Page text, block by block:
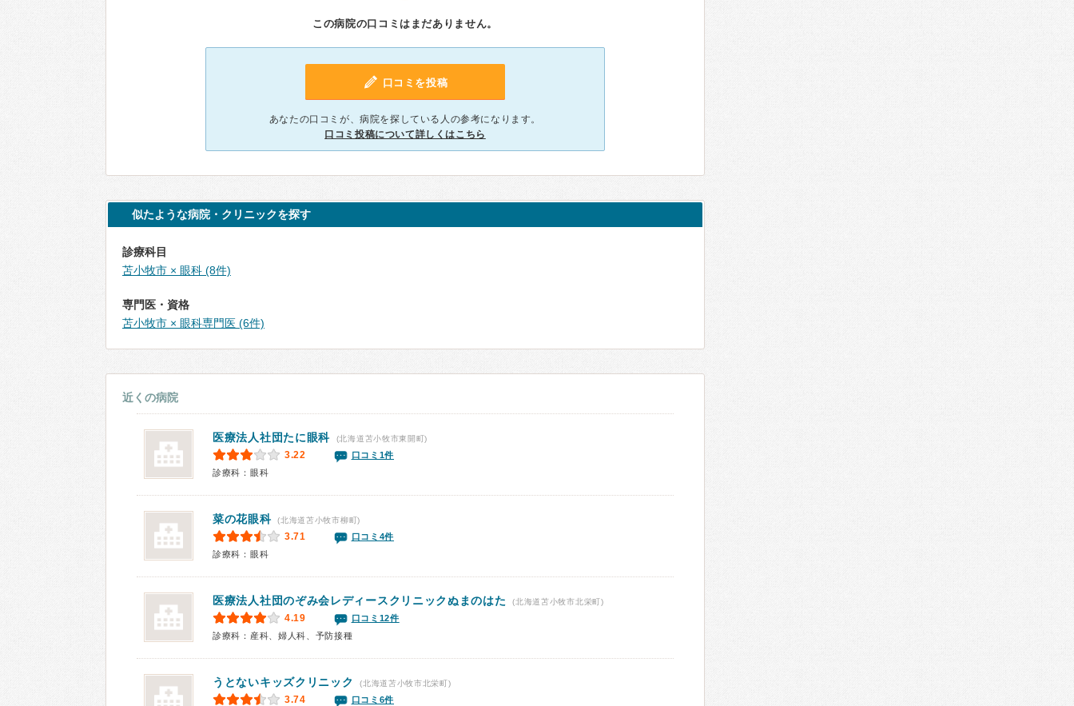
この病院の口コミはまだありません。
口コミを投稿
あなたの口コミが、病院を探している人の参考になります。
口コミ投稿について詳しくはこちら
似たような病院・クリニックを探す
診療科目
苫小牧市 × 眼科 (8件)
専門医・資格
苫小牧市 × 眼科専門医 (6件)
近くの病院
医療法人社団たに眼科 (北海道苫小牧市東開町)
3.22
口コミ1件
診療科：眼科
菜の花眼科 (北海道苫小牧市柳町)
3.71
口コミ4件
診療科：眼科
医療法人社団のぞみ会レディースクリニックぬまのはた (北海道苫小牧市北栄町)
4.19
口コミ12件
診療科：産科、婦人科、予防接種
うとないキッズクリニック (北海道苫小牧市北栄町)
3.74
口コミ6件